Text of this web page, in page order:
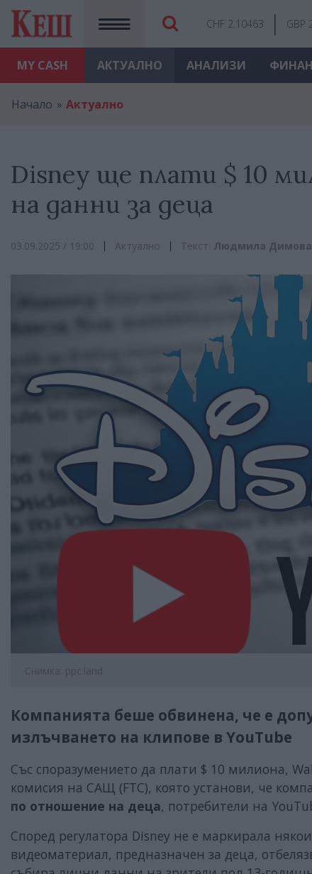
MY CASH
CHF 2.10463 GBP
АКТУАЛНО АНАЛИЗИ
Начало Актуално
Disney ще плати $ 10
на данни за деца
03.09.2025 / 19:00 Актуално Текст: Людмила Димова
Снимка: ppc.land
Компанията беше обвинена, че е
излъчването на клипове в YouTube
Със споразумението да плати $ 10 милиона,
комисия на САЩ (FTC), която установи, че
по отношение на деца, потребители на
Според регулатора Disney не е маркирала
видеоматериал, предназначен за деца,